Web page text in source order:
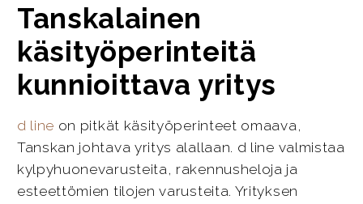
Tanskalainen
käsityöperinteitä
kunnioittava yritys
d line on pitkät käsityöperinteet omaava,
Tanskan johtava yritys alallaan. d line valmistaa
kylpyhuonevarusteita, rakennusheloja ja
esteettömien tilojen varusteita. Yrityksen